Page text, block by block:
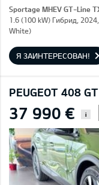
Sportage MHEV GT-Line
1.6 (100 kW) Гибрид,
White)
Я ЗАИНТЕРЕСОВАН!
PEUGEOT 408
37 990 € i